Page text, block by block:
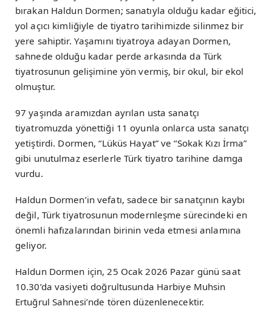
bırakan Haldun Dormen; sanatıyla olduğu kadar eğitici,
yol açıcı kimliğiyle de tiyatro tarihimizde silinmez bir
yere sahiptir. Yaşamını tiyatroya adayan Dormen,
sahnede olduğu kadar perde arkasında da Türk
tiyatrosunun gelişimine yön vermiş, bir okul, bir ekol
olmuştur.
97 yaşında aramızdan ayrılan usta sanatçı
tiyatromuzda yönettiği 11 oyunla onlarca usta sanatçı
yetiştirdi. Dormen, “Lüküs Hayat” ve “Sokak Kızı İrma”
gibi unutulmaz eserlerle Türk tiyatro tarihine damga
vurdu.
Haldun Dormen’in vefatı, sadece bir sanatçının kaybı
değil, Türk tiyatrosunun modernleşme sürecindeki en
önemli hafızalarından birinin veda etmesi anlamına
geliyor.
Haldun Dormen için, 25 Ocak 2026 Pazar günü saat
10.30’da vasiyeti doğrultusunda Harbiye Muhsin
Ertuğrul Sahnesi’nde tören düzenlenecektir.